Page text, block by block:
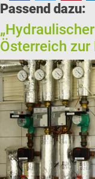
Passend dazu:
Österreich